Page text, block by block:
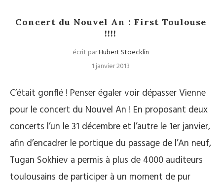
Concert du Nouvel An : First Toulouse
!!!!
écrit parHubert Stoecklin
1 janvier 2013
C’était gonflé ! Penser égaler voir dépasser Vienne
pour le concert du Nouvel An ! En proposant deux
concerts l’un le 31 décembre et l’autre le 1er janvier,
afin d’encadrer le portique du passage de l’An neuf,
Tugan Sokhiev a permis à plus de 4000 auditeurs
toulousains de participer à un moment de pur